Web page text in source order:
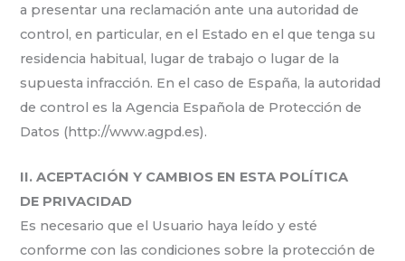
a presentar una reclamación ante una autoridad de
control, en particular, en el Estado en el que tenga su
residencia habitual, lugar de trabajo o lugar de la
supuesta infracción. En el caso de España, la autoridad
de control es la Agencia Española de Protección de
Datos (http://www.agpd.es).
II. ACEPTACIÓN Y CAMBIOS EN ESTA POLÍTICA
DE PRIVACIDAD
Es necesario que el Usuario haya leído y esté
conforme con las condiciones sobre la protección de